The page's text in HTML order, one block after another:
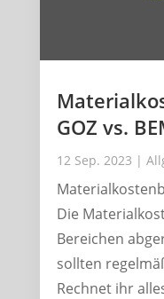
GOZ vs.
12 Sep. 2023 |
Die
Bereichen
sollten
Rechnet ihr